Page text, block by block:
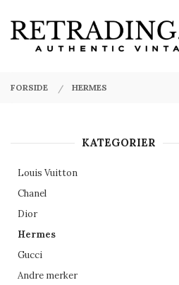
innholdet
PRODUKTER
FORSIDE HERMES
KATEGORIER
Louis Vuitton
Chanel
Dior
Hermes
Gucci
Andre merker